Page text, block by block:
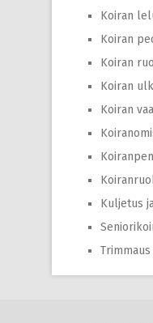
Koiran
Koiran
Koiran
Koiran
Koiran
Kuljetus